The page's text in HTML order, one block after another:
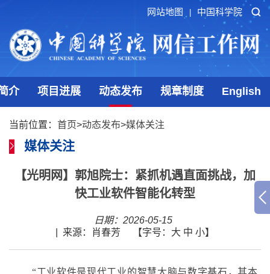
网站地图 中国科学院
介 项目进展 动态发布 规章制度 English
当前位置： 首页>动态发布>媒体关注
媒体关注
【光明网】郭旭院士：紧抓机遇直面挑战，加
快工业软件智能化转型
日期：2026-05-15
来源：肖春芳 【字号： 大 中 小】
“工业软件是现代工业的智慧大脑与数字基石，其本